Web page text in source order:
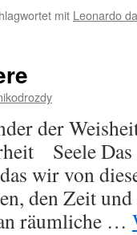
mit Leonardo
der
Seele Das
wir von
den Zeit
räumliche …